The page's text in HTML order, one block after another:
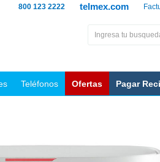
telmex.com
800 123 2222
Teléfonos Ofertas Pagar